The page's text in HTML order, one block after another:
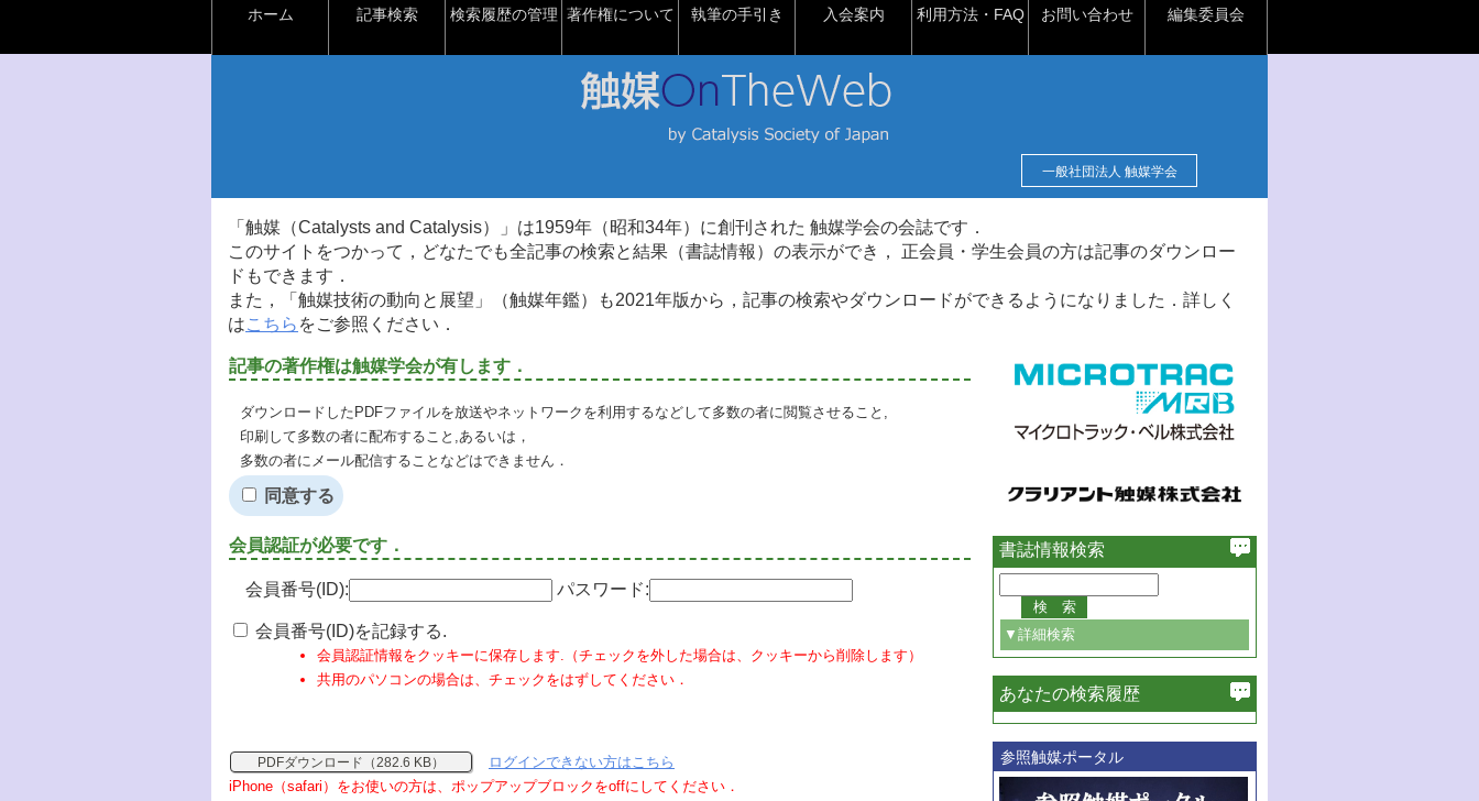
ホーム 記事検索 検索履歴の管理 著作権について 執筆の手引き 入会案内 利用方法・FAQ お問い合わせ 編集委員会
一般社団法人 触媒学会
「触媒（Catalysts and Catalysis）」は1959年（昭和34年）に創刊された 触媒学会の会誌です．
このサイトをつかって，どなたでも全記事の検索と結果（書誌情報）の表示ができ， 正会員・学生会員の方は記事のダウンロー
ドもできます．
また，「触媒技術の動向と展望」（触媒年鑑）も2021年版から，記事の検索やダウンロードができるようになりました．詳しく
はこちら をご参照ください．
記事の著作権は触媒学会が有します．
ダウンロードしたPDFファイルを放送やネットワークを利用するなどして多数の者に閲覧させること,
印刷して多数の者に配布すること,あるいは，
多数の者にメール配信することなどはできません．
同意する
会員認証が必要です．
会員番号(ID): パスワード:
会員番号(ID)を記録する.
会員認証情報をクッキーに保存します.（チェックを外した場合は、クッキーから削除します）
共用のパソコンの場合は、チェックをはずしてください．
PDFダウンロード（282.6 KB）
ログインできない方はこちら
iPhone（safari）をお使いの方は、ポップアップブロックをoffにしてください．
書誌情報検索
▼詳細検索
必ず含む
巻・号指定
巻
号
あなたの検索履歴
参照触媒ポータル